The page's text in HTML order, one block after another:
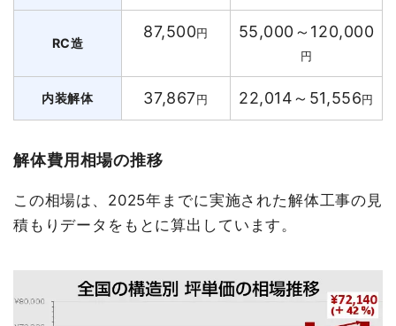
RC造
87,500円 55,000～120,000
円
内装解体 37,867円 22,014～51,556円
解体費用相場の推移
この相場は、2025年までに実施された解体工事の見
積もりデータをもとに算出しています。